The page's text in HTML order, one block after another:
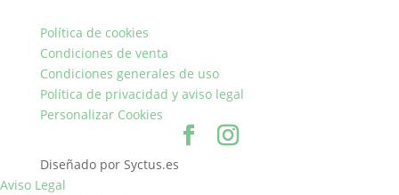
Política de cookies
Condiciones de venta
Condiciones generales de uso
Política de privacidad y aviso legal
Personalizar Cookies
Diseñado por Syctus.es
Aviso Legal